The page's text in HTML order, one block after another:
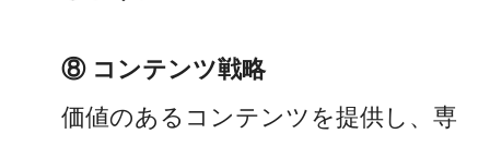
⑧ コンテンツ戦略
価値のあるコンテンツを提供し、専